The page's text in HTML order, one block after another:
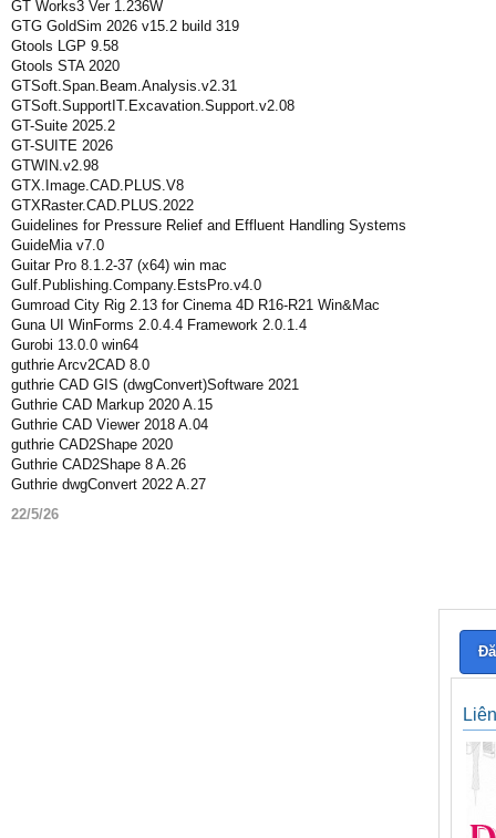
GT Works3 Ver 1.236W
GTG GoldSim 2026 v15.2 build 319
Gtools LGP 9.58
Gtools STA 2020
GTSoft.Span.Beam.Analysis.v2.31
GTSoft.SupportIT.Excavation.Support.v2.08
GT-Suite 2025.2
GT-SUITE 2026
GTWIN.v2.98
GTX.Image.CAD.PLUS.V8
GTXRaster.CAD.PLUS.2022
Guidelines for Pressure Relief and Effluent Handling Systems
GuideMia v7.0
Guitar Pro 8.1.2-37 (x64) win mac
Gulf.Publishing.Company.EstsPro.v4.0
Gumroad City Rig 2.13 for Cinema 4D R16-R21 Win&Mac
Guna UI WinForms 2.0.4.4 Framework 2.0.1.4
Gurobi 13.0.0 win64
guthrie Arcv2CAD 8.0
guthrie CAD GIS (dwgConvert)Software 2021
Guthrie CAD Markup 2020 A.15
Guthrie CAD Viewer 2018 A.04
guthrie CAD2Shape 2020
Guthrie CAD2Shape 8 A.26
Guthrie dwgConvert 2022 A.27
22/5/26